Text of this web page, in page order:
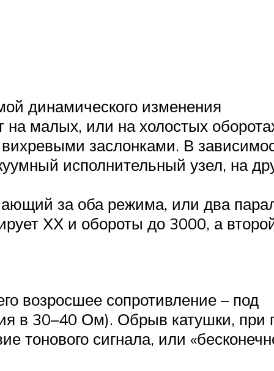
динамического изменения
на малых, или на холостых
заслонками. В
исполнительный узел, на
за оба режима, или два
ХХ и обороты до 3000, а
возросшее сопротивление – под
в 30–40 Ом). Обрыв катушки, при
тонового сигнала, или